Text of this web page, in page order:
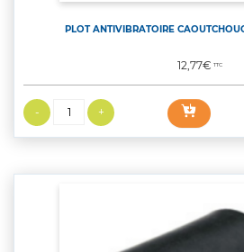
PLOT ANTIVIBRATOIRE
Prix
12,77€TTC